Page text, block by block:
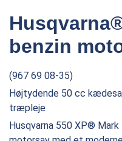
benzin
(967 69 08-35)
Højtydende 50 cc
træpleje
Husqvarna 550 XP®